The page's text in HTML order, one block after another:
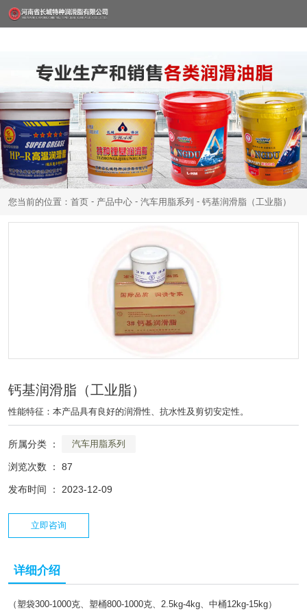
您当前的位置：首页 - 产品中心 - 汽车用脂系列 - 钙基润滑脂（工业脂）
钙基润滑脂（工业脂）
性能特征：本产品具有良好的润滑性、抗水性及剪切安定性。
所属分类 ： 汽车用脂系列
浏览次数 ： 87
发布时间 ： 2023-12-09
立即咨询
详细介绍
（塑袋300-1000克、塑桶800-1000克、2.5kg-4kg、中桶12kg-15kg）